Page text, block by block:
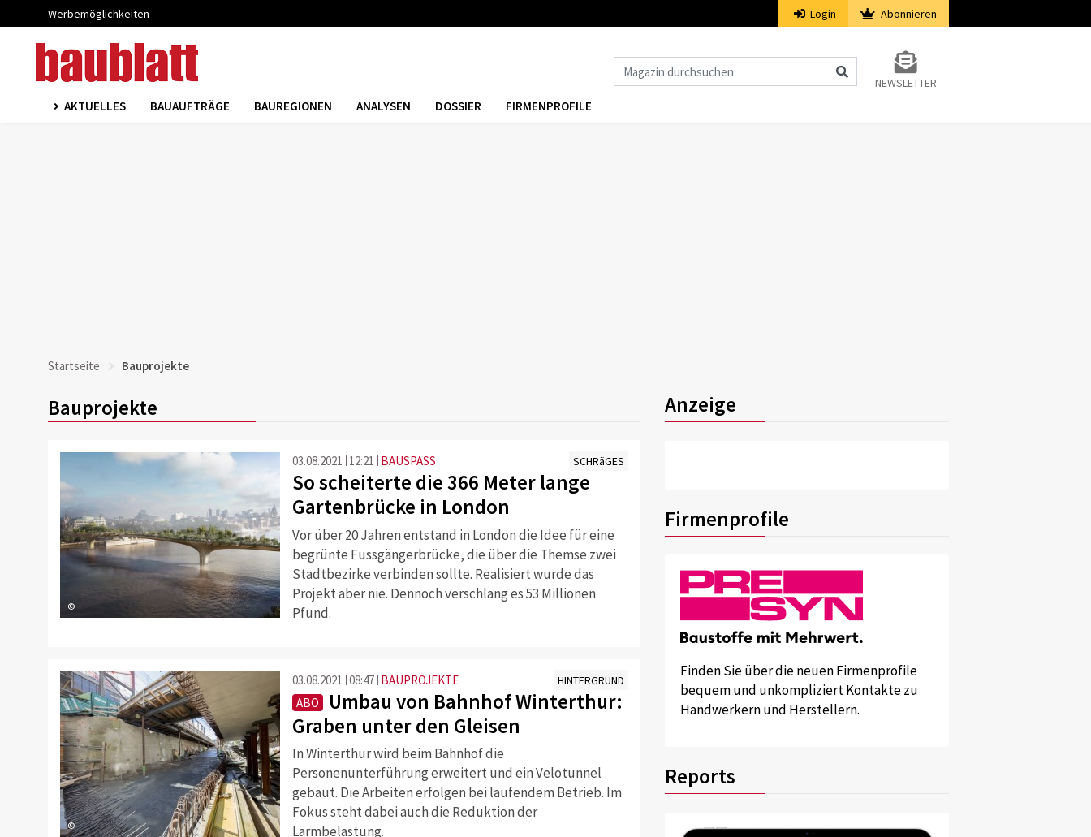
Werbemöglichkeiten Login Abonnieren
NEWSLETTER
AKTUELLES BAUAUFTRÄGE BAUREGIONEN ANALYSEN DOSSIER FIRMENPROFILE
Startseite Bauprojekte
Bauprojekte
©
03.08.2021 12:21 BAUSPASS SCHRäGES
So scheiterte die 366 Meter lange
Gartenbrücke in London
Vor über 20 Jahren entstand in London die Idee für eine
begrünte Fussgängerbrücke, die über die Themse zwei
Stadtbezirke verbinden sollte. Realisiert wurde das
Projekt aber nie. Dennoch verschlang es 53 Millionen
Pfund.
©
03.08.2021 08:47 BAUPROJEKTE HINTERGRUND
ABO
Umbau von Bahnhof Winterthur:
Graben unter den Gleisen
In Winterthur wird beim Bahnhof die
Personenunterführung erweitert und ein Velotunnel
gebaut. Die Arbeiten erfolgen bei laufendem Betrieb. Im
Fokus steht dabei auch die Reduktion der
Lärmbelastung.
Anzeige
Firmenprofile
Finden Sie über die neuen Firmenprofile
bequem und unkompliziert Kontakte zu
Handwerkern und Herstellern.
Reports